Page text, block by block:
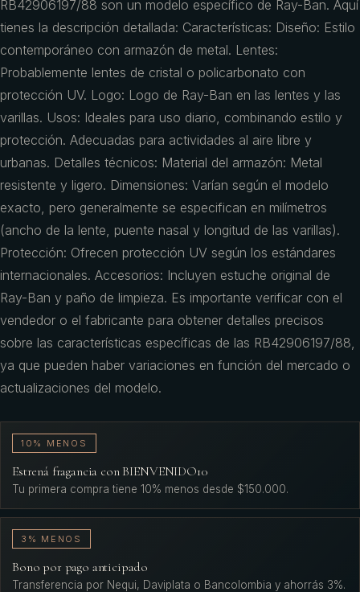
RB42906197/88 son un modelo específico de Ray-Ban. Aquí
tienes la descripción detallada: Características: Diseño: Estilo
contemporáneo con armazón de metal. Lentes:
Probablemente lentes de cristal o policarbonato con
protección UV. Logo: Logo de Ray-Ban en las lentes y las
varillas. Usos: Ideales para uso diario, combinando estilo y
protección. Adecuadas para actividades al aire libre y
urbanas. Detalles técnicos: Material del armazón: Metal
resistente y ligero. Dimensiones: Varían según el modelo
exacto, pero generalmente se especifican en milímetros
(ancho de la lente, puente nasal y longitud de las varillas).
Protección: Ofrecen protección UV según los estándares
internacionales. Accesorios: Incluyen estuche original de
Ray-Ban y paño de limpieza. Es importante verificar con el
vendedor o el fabricante para obtener detalles precisos
sobre las características específicas de las RB42906197/88,
ya que pueden haber variaciones en función del mercado o
actualizaciones del modelo.
10% MENOS
Estrená fragancia con BIENVENIDO10
Tu primera compra tiene 10% menos desde $150.000.
3% MENOS
Bono por pago anticipado
Transferencia por Nequi, Daviplata o Bancolombia y ahorrás 3%.